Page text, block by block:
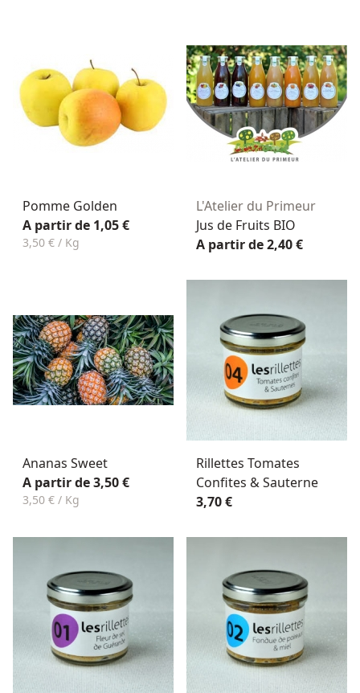
Pomme Golden
A partir de 1,05 €
3,50 € / Kg
L'Atelier du Primeur
Jus de Fruits BIO
A partir de 2,40 €
Ananas Sweet
A partir de 3,50 €
3,50 € / Kg
Rillettes Tomates
Confites & Sauterne
3,70 €